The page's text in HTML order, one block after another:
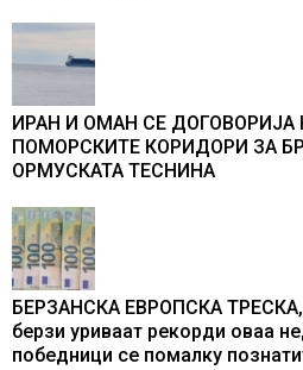
ИРАН И ОМАН СЕ ДОГОВОРИЈА
ПОМОРСКИТЕ КОРИДОРИ ЗА
ОРМУСКАТА ТЕСНИНА
БЕРЗАНСКА ЕВРОПСКА
берзи уриваат рекорди оваа
победници се помалку